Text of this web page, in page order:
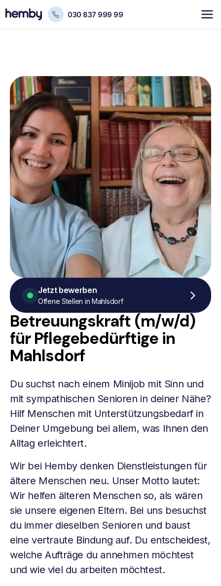
030 837 999 99
Betreuungskraft (m/w/d)
für Pflegebedürftige in
Mahlsdorf
Du suchst nach einem Minijob mit Sinn und
mit sympathischen Senioren in deiner Nähe?
Hilf Menschen mit Unterstützungsbedarf in
Deiner Umgebung bei allem, was Ihnen den
Alltag erleichtert.
Wir bei Hemby denken Dienstleistungen für
ältere Menschen neu. Unser Motto lautet:
Wir helfen älteren Menschen so, als wären
sie unsere eigenen Eltern. Bei uns besuchst
du immer dieselben Senioren und baust
eine vertraute Bindung auf. Du entscheidest,
welche Aufträge du annehmen möchtest
und wie viel du arbeiten möchtest.
Jetzt bewerben
Offene Stellen in Mahlsdorf